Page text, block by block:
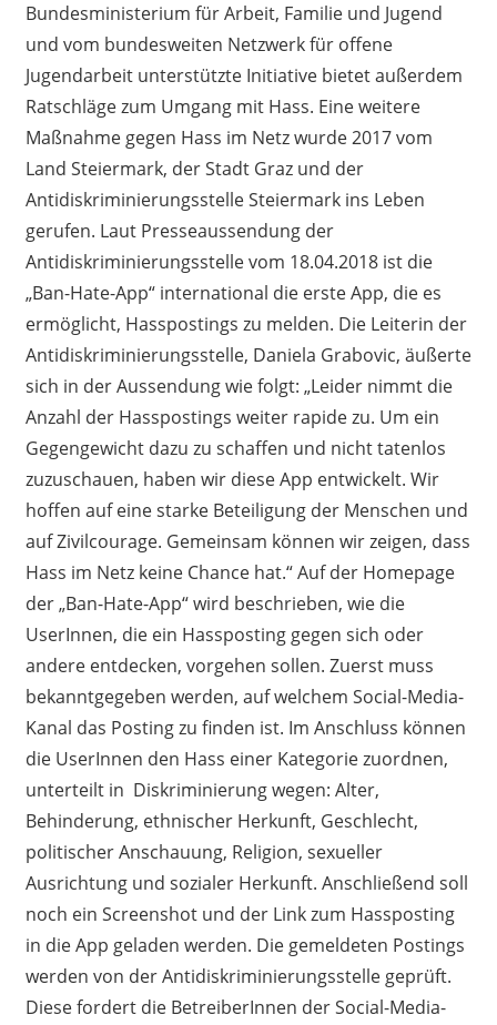
Bundesministerium für Arbeit, Familie und Jugend
und vom bundesweiten Netzwerk für offene
Jugendarbeit unterstützte Initiative bietet außerdem
Ratschläge zum Umgang mit Hass. Eine weitere
Maßnahme gegen Hass im Netz wurde 2017 vom
Land Steiermark, der Stadt Graz und der
Antidiskriminierungsstelle Steiermark ins Leben
gerufen. Laut Presseaussendung der
Antidiskriminierungsstelle vom 18.04.2018 ist die
„Ban-Hate-App“ international die erste App, die es
ermöglicht, Hasspostings zu melden. Die Leiterin der
Antidiskriminierungsstelle, Daniela Grabovic, äußerte
sich in der Aussendung wie folgt: „Leider nimmt die
Anzahl der Hasspostings weiter rapide zu. Um ein
Gegengewicht dazu zu schaffen und nicht tatenlos
zuzuschauen, haben wir diese App entwickelt. Wir
hoffen auf eine starke Beteiligung der Menschen und
auf Zivilcourage. Gemeinsam können wir zeigen, dass
Hass im Netz keine Chance hat.“Auf der Homepage
der „Ban-Hate-App“wird beschrieben, wie die
UserInnen, die ein Hasspostinggegen sich oder
andere entdecken, vorgehen sollen. Zuerst muss
bekanntgegeben werden, auf welchem Social-Media-
Kanal das Postingzu finden ist. Im Anschluss können
die UserInnen den Hass einer Kategorie zuordnen,
unterteilt in Diskriminierungwegen: Alter,
Behinderung, ethnischer Herkunft, Geschlecht,
politischer Anschauung, Religion, sexueller
Ausrichtung und sozialer Herkunft. Anschließend soll
noch ein Screenshot und der Link zum Hassposting
in die App geladen werden. Die gemeldeten Postings
werden von der Antidiskriminierungsstelle geprüft.
Diese fordert die BetreiberInnen der Social-Media-